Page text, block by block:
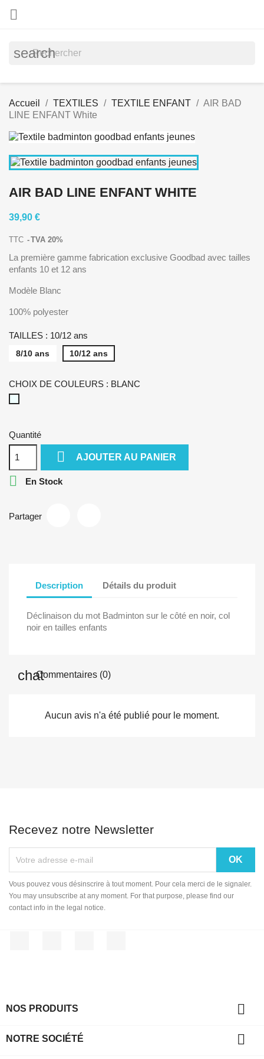

search
Accueil TEXTILES TEXTILE ENFANT
AIR BAD
LINE ENFANT White
AIR BAD LINE ENFANT WHITE
39,90 €
TTC TVA 20%
La première gamme fabrication exclusive Goodbad avec tailles
enfants 10 et 12 ans
Modèle Blanc
100% polyester
TAILLES : 10/12 ans
8/10 ans 10/12 ans
CHOIX DE COULEURS : BLANC
Quantité
 AJOUTER AU PANIER
 En Stock
Partager
Description Détails du produit
Déclinaison du mot Badminton sur le côté en noir, col
noir en tailles enfants
Commentaires (0)
Aucun avis n'a été publié pour le moment.
Recevez notre Newsletter
Vous pouvez vous désinscrire à tout moment. Pour cela merci de le signaler.
You may unsubscribe at any moment. For that purpose, please find our
contact info in the legal notice.
NOS PRODUITS 
NOTRE SOCIÉTÉ 